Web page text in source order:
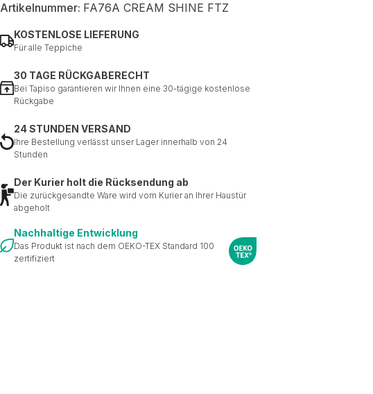
Artikelnummer: FA76A CREAM SHINE FTZ
KOSTENLOSE LIEFERUNG
Für alle Teppiche
30 TAGE RÜCKGABERECHT
Bei Tapiso garantieren wir Ihnen eine 30-tägige kostenlose
Rückgabe
24 STUNDEN VERSAND
Ihre Bestellung verlässt unser Lager innerhalb von 24
Stunden
Der Kurier holt die Rücksendung ab
Die zurückgesandte Ware wird vom Kurier an Ihrer Haustür
abgeholt
Nachhaltige Entwicklung
Das Produkt ist nach dem OEKO-TEX Standard 100
zertifiziert